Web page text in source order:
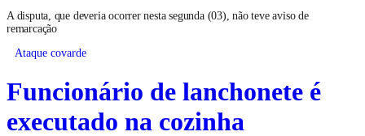
A disputa, que deveria ocorrer nesta segunda (03), não teve aviso de
remarcação
Ataque covarde
Funcionário de lanchonete é
executado na cozinha